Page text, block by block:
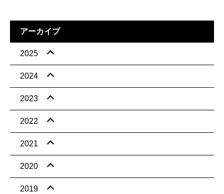
アーカイブ
2025
2024
2023
2022
2021
2020
2019